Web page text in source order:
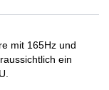
mit 165Hz und
ein